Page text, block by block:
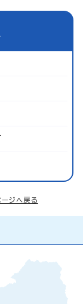
ージへ戻る